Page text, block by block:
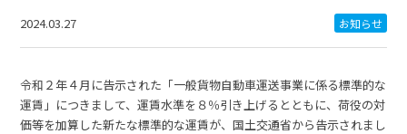
2024.03.27 お知らせ
令和２年４月に告示された「一般貨物自動車運送事業に係る標準的な
運賃」につきまして、運賃水準を８％引き上げるとともに、荷役の対
価等を加算した新たな標準的な運賃が、国土交通省から告示されまし